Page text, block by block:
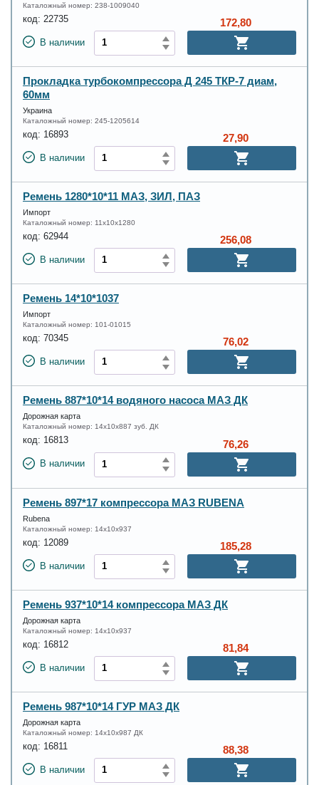
Каталожный номер: 238-1009040
код: 22735
В наличии
172,80
Прокладка турбокомпрессора Д 245 ТКР-7 диам,
60мм
Украина
Каталожный номер: 245-1205614
код: 16893
В наличии
27,90
Ремень 1280*10*11 МАЗ, ЗИЛ, ПАЗ
Импорт
Каталожный номер: 11х10х1280
код: 62944
В наличии
256,08
Ремень 14*10*1037
Импорт
Каталожный номер: 101-01015
код: 70345
В наличии
76,02
Ремень 887*10*14 водяного насоса МАЗ ДК
Дорожная карта
Каталожный номер: 14х10х887 зуб. ДК
код: 16813
В наличии
76,26
Ремень 897*17 компрессора МАЗ RUBENA
Rubena
Каталожный номер: 14х10х937
код: 12089
В наличии
185,28
Ремень 937*10*14 компрессора МАЗ ДК
Дорожная карта
Каталожный номер: 14х10х937
код: 16812
В наличии
81,84
Ремень 987*10*14 ГУР МАЗ ДК
Дорожная карта
Каталожный номер: 14х10х987 ДК
код: 16811
В наличии
88,38